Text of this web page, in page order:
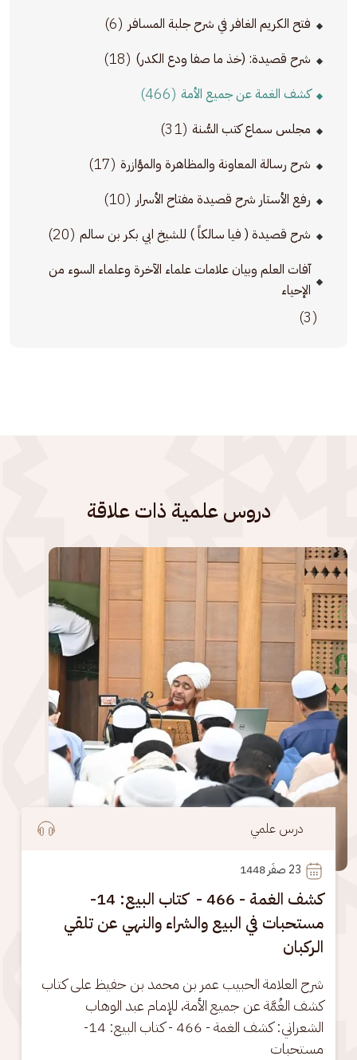
فتح الكريم الغافر في شرح جلبة المسافر (6)
شرح قصيدة: (خذ ما صفا ودع الكدر) (18)
كشف الغمة عن جميع الأمة (466)
مجلس سماع كتب السُّنة (31)
شرح رسالة المعاونة والمظاهرة والمؤازرة (17)
رفع الأستار شرح قصيدة مفتاح الأسرار (10)
شرح قصيدة ( فيا سالكاً ) للشيخ ابي بكر بن سالم (20)
آفات العلم وبيان علامات علماء الآخرة وعلماء السوء من
الإحياء
(3)
دروس علمية ذات علاقة
الصورة
درس علمي
23
كشف الغمة - 466 - كتاب البيع: 14-
مستحبات في البيع والشراء والنهي عن تلقي
الركبان
شرح العلامة الحبيب عمر بن محمد بن حفيظ على كتاب
كشف الغُمَّة عن جميع الأمة، للإمام عبد الوهاب
الشعراني: كشف الغمة - 466 - كتاب البيع: 14-
مستحبات